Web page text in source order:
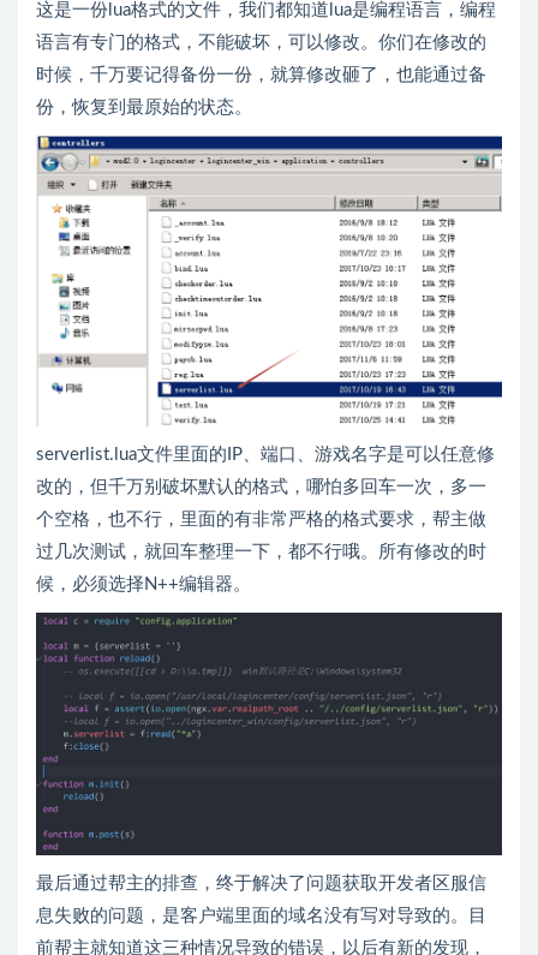
这是一份lua格式的文件，我们都知道lua是编程语言，编程
语言有专门的格式，不能破坏，可以修改。你们在修改的
时候，千万要记得备份一份，就算修改砸了，也能通过备
份，恢复到最原始的状态。
serverlist.lua文件里面的IP、端口、游戏名字是可以任意修
改的，但千万别破坏默认的格式，哪怕多回车一次，多一
个空格，也不行，里面的有非常严格的格式要求，帮主做
过几次测试，就回车整理一下，都不行哦。所有修改的时
候，必须选择N++编辑器。
最后通过帮主的排查，终于解决了问题获取开发者区服信
息失败的问题，是客户端里面的域名没有写对导致的。目
前帮主就知道这三种情况导致的错误，以后有新的发现，